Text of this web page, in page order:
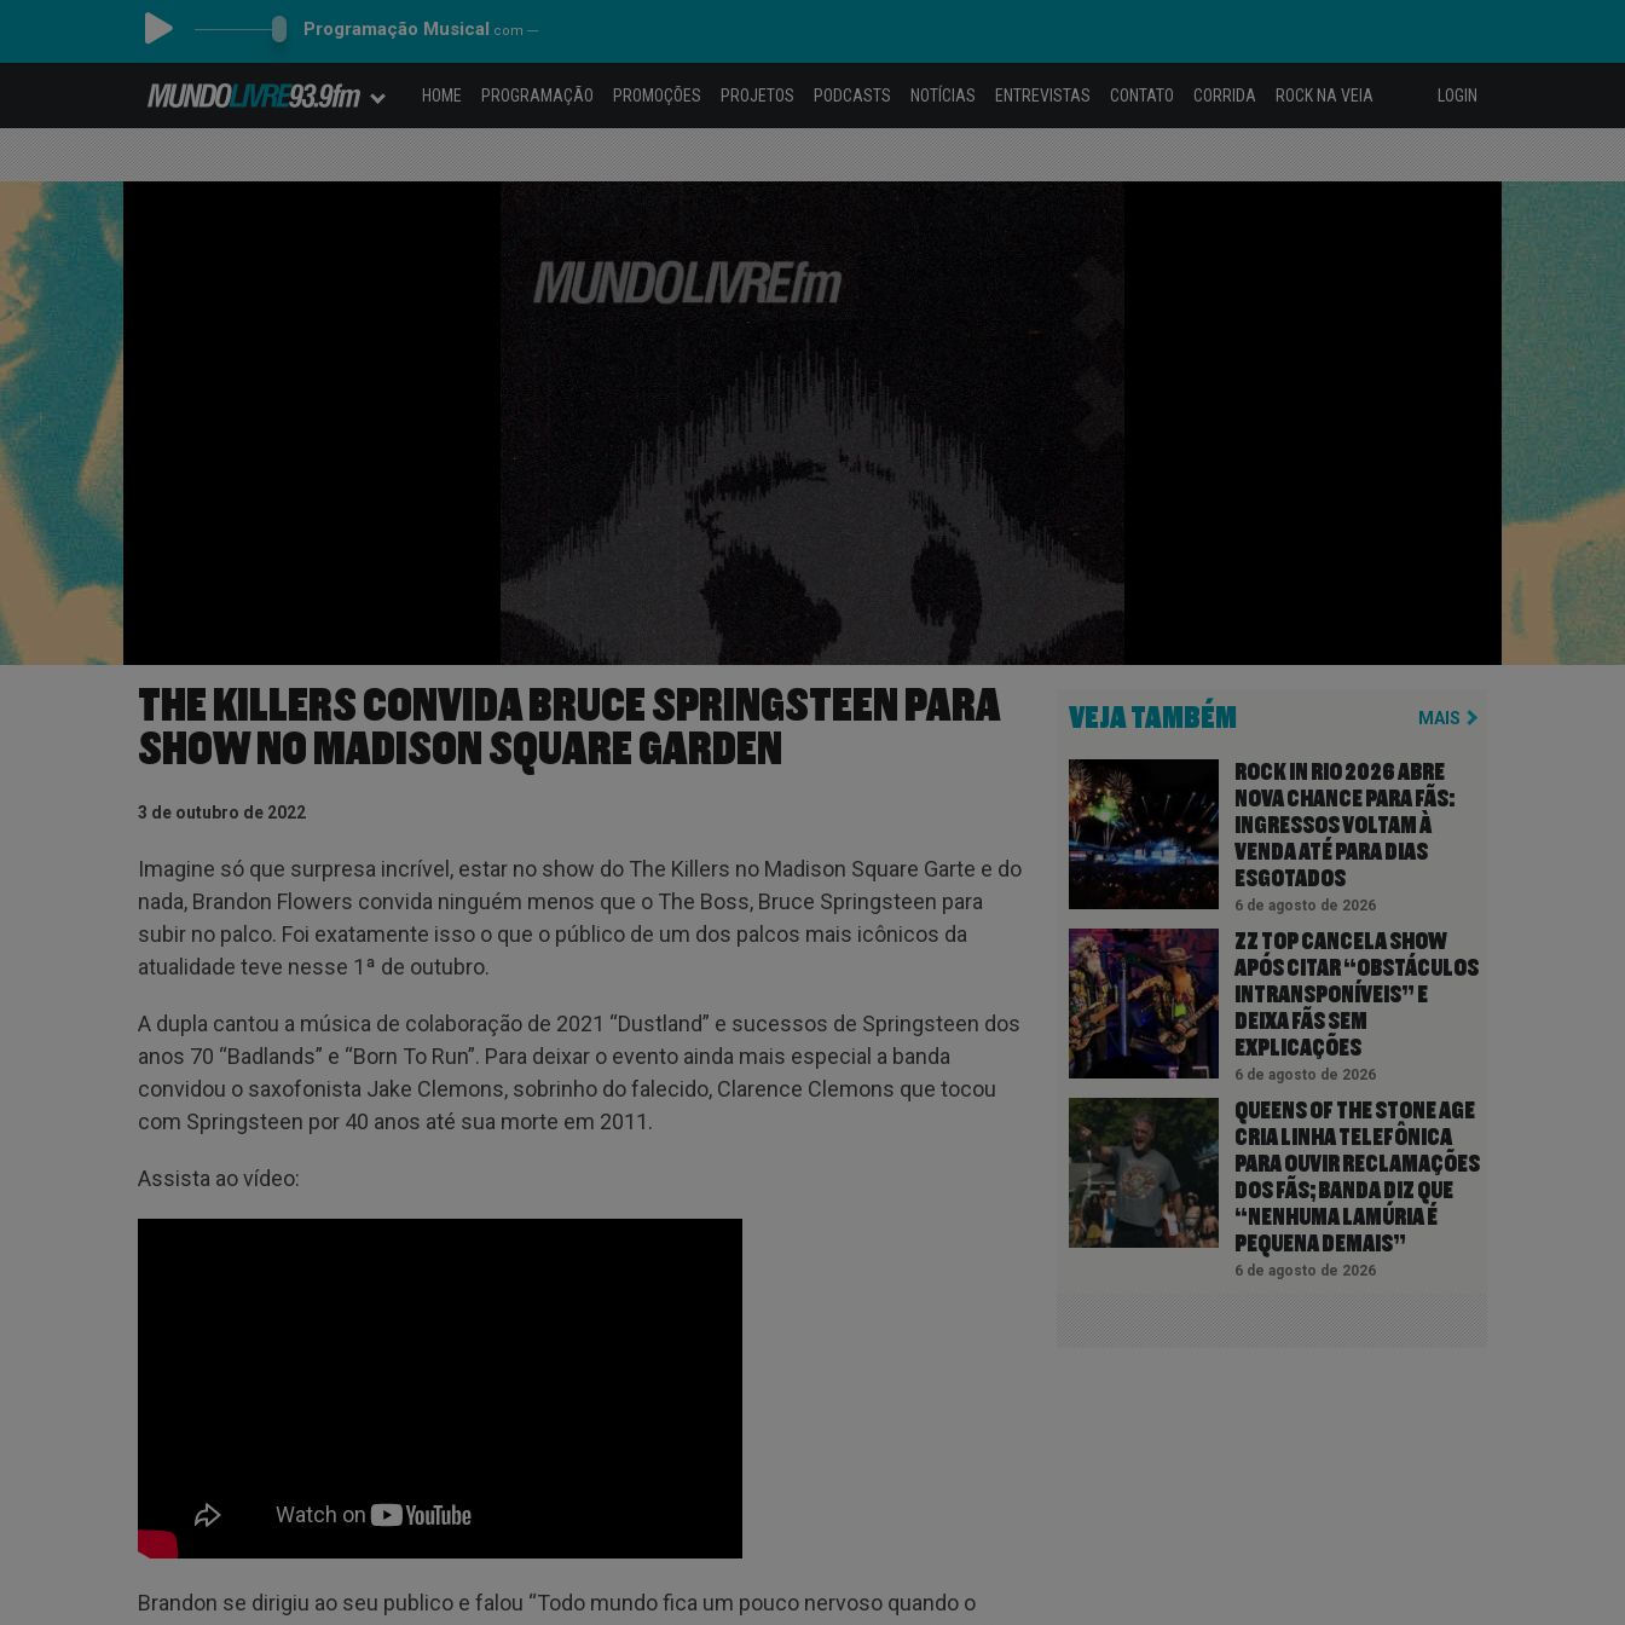
Programação Musical com ---
HOME PROGRAMAÇÃO PROMOÇÕES PROJETOS PODCASTS NOTÍCIAS ENTREVISTAS CONTATO CORRIDA ROCK NA VEIA LOGIN
THE KILLERS CONVIDA BRUCE SPRINGSTEEN PARA
SHOW NO MADISON SQUARE GARDEN
3 de outubro de 2022
Imagine só que surpresa incrível, estar no show do The Killers no Madison Square Garte e do
nada, Brandon Flowers convida ninguém menos que o The Boss, Bruce Springsteen para
subir no palco. Foi exatamente isso o que o público de um dos palcos mais icônicos da
atualidade teve nesse 1ª de outubro.
A dupla cantou a música de colaboração de 2021 “Dustland” e sucessos de Springsteen dos
anos 70 “Badlands” e “Born To Run”. Para deixar o evento ainda mais especial a banda
convidou o saxofonista Jake Clemons, sobrinho do falecido, Clarence Clemons que tocou
com Springsteen por 40 anos até sua morte em 2011.
Assista ao vídeo:
Brandon se dirigiu ao seu publico e falou “Todo mundo fica um pouco nervoso quando o
VEJA TAMBÉM MAIS
ROCK IN RIO 2026 ABRE
NOVA CHANCE PARA FÃS:
INGRESSOS VOLTAM À
VENDA ATÉ PARA DIAS
ESGOTADOS
6 de agosto de 2026
ZZ TOP CANCELA SHOW
APÓS CITAR “OBSTÁCULOS
INTRANSPONÍVEIS” E
DEIXA FÃS SEM
EXPLICAÇÕES
6 de agosto de 2026
QUEENS OF THE STONE AGE
CRIA LINHA TELEFÔNICA
PARA OUVIR RECLAMAÇÕES
DOS FÃS; BANDA DIZ QUE
“NENHUMA LAMÚRIA É
PEQUENA DEMAIS”
6 de agosto de 2026